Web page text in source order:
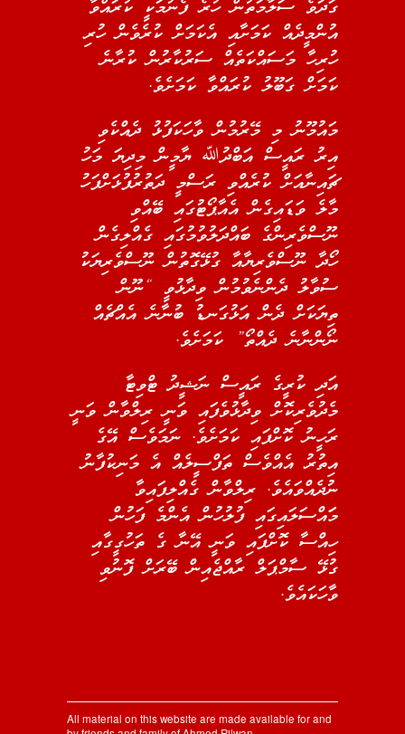
ގަދަވެ ސަލާމަތުން ހުރެ ފެނުމަކީ ކުރައްވާ
އުންމީދެއް ކަމަށާއި އެކަމަށް ކުރެވެން ހުރި
ހުރިހާ މަސައްކަތެއް ސަރުކާރުން ކުރާނެ
ކަމަށް ގަބޫލު ކުރައްވާ ކަމަށެވެ.
މައުމޫނު މި މޭރުމުން ވާހަކަފުޅު ދެއްކެވި
އިރު ރައީސް އަބްދުﷲ ޔާމީން މިދިޔަ މަހު
ޗައިނާއަށް ކުރެއްވި ރަސްމީ ދަތުރުފުޅަށްފަހު
މާލެ ވަޑައިގެން އެއާޕޯޓުގައި ބޭއްވި
ނޫސްވެރިންގެ ބައްދަލުވުމުގައި ގެއްލިގެން
ހޯދާ ނޫސްވެރިޔާއާ ގުޅޭގޮތުން ނޫސްވެރިޔަކު
ސުވާލު ދެންނެވުމުން ވިދާޅުވީ “ނޫން
ތިޔަކަށް ދެން އަޅުގަނޑު ބުނާނެ އެއްޗެއް
ނޯންނާނެ ދެއްތޯ” ކަމަށެވެ.
އަދި ކުރީގެ ރައީސް ނަޝީދު ޓްވިޓާ
މެދުވެރިކޮށް ވިދާޅުވެފައި ވަނީ ރިލްވާން ވަނީ
ރަހީނު ކޮށްފައި ކަމަށެވެ. ނަމަވެސް އޭގެ
އިތުރު އެއްވެސް ތަފްސީލެއް އެ މަނިކުފާނު
ނުދެއްވައެވެ. ރިލްވާން ގެއްލިފައިވާ
މަައްސަލައިގައި ފުލުހުން އެންމެ ފަހުން
ހިއްސާ ކޮށްފައި ވަނީ އޭނާ ގެ ތަހުގީގާއި
ގުޅޭ ސާމްޕަލް ރާއްޖެއިން ބޭރަށް ފޮނުވި
ވާހަކައެވެ.
All material on this website are made available for and